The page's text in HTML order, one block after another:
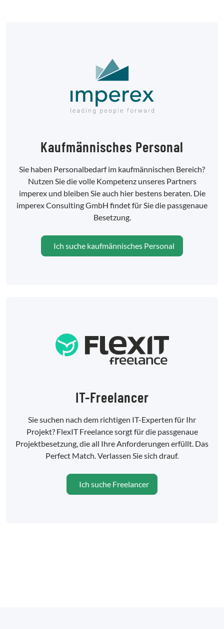
Kaufmännisches Personal
Sie haben Personalbedarf im kaufmännischen Bereich?
Nutzen Sie die volle Kompetenz unseres Partners
imperex und bleiben Sie auch hier bestens beraten. Die
imperex Consulting GmbH findet für Sie die passgenaue
Besetzung.
Ich suche kaufmännisches Personal
IT-Freelancer
Sie suchen nach dem richtigen IT-Experten für Ihr
Projekt? FlexIT Freelance sorgt für die passgenaue
Projektbesetzung, die all Ihre Anforderungen erfüllt. Das
Perfect Match. Verlassen Sie sich drauf.
Ich suche Freelancer